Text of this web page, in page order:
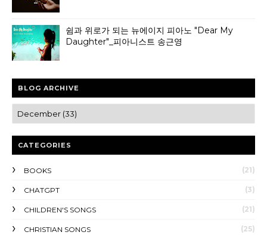
쉼과 위로가 되는 뉴에이지 피아노 "Dear My
Daughter"_피아니스트 송근영
BLOG ARCHIVE
CATEGORIES
BOOKS (21)
CHATGPT (3)
CHILDREN'S SONGS (21)
CHRISTIAN SONGS (25)